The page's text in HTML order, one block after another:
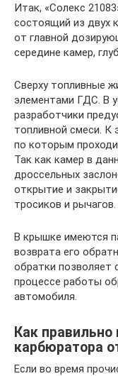
Итак, «Солекс
состоящий из двух
от главной
середине камер,
Сверху топливные
элементами ГДС. В
разработчики
топливной смеси. К
по которым
Так как камер в
дроссельных
открытие и
тросиков и рычагов.
В крышке имеются
возврата его
обратки позволяет
процессе работы
автомобиля.
Как
карбюратора
Если во время